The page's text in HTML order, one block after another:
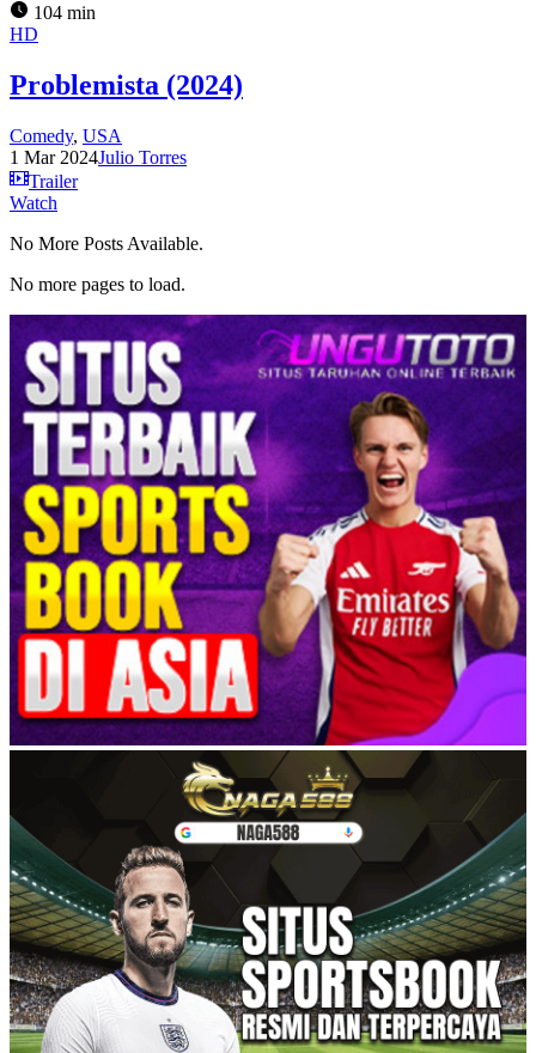
104 min
HD
Problemista (2024)
Comedy, USA
1 Mar 2024Julio Torres
Trailer
Watch
No More Posts Available.
No more pages to load.